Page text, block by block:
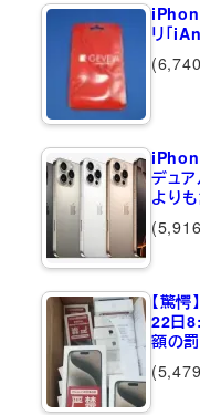
リ「
デュ
よりも
【驚
22日
額の